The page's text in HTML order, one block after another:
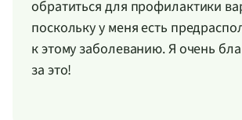
обратиться для профилактики
поскольку у меня есть
к этому заболеванию. Я очень
за это!